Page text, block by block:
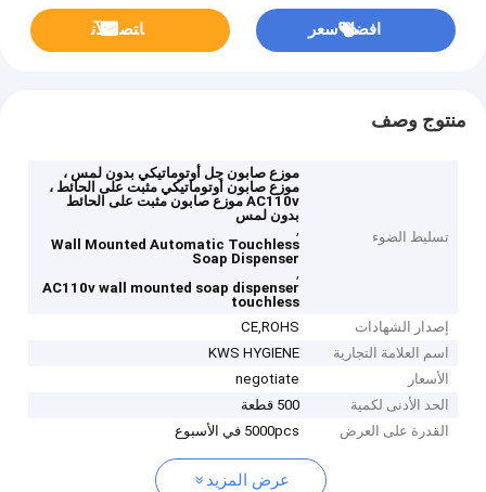
افضل سعر ﺎﺘﺼﻟ ﺍﻶﻧ
منتوج وصف
تسليط الضوء
موزع صابون جل أوتوماتيكي بدون لمس ،
موزع صابون أوتوماتيكي مثبت على الحائط ،
AC110v موزع صابون مثبت على الحائط
بدون لمس
,
Wall Mounted Automatic Touchless
Soap Dispenser
,
AC110v wall mounted soap dispenser
touchless
إصدار الشهادات
CE,ROHS
اسم العلامة التجارية
KWS HYGIENE
الأسعار
negotiate
الحد الأدنى لكمية
500 قطعة
القدرة على العرض
5000pcs في الأسبوع
عرض المزيد